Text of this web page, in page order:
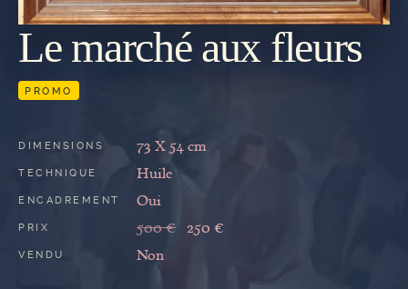
À LA
Le marché aux fleurs
PROMO
DIMENSIONS 73 X 54 cm
TECHNIQUE Huile
ENCADREMENT Oui
PRIX 500 € 250 €
VENDU Non